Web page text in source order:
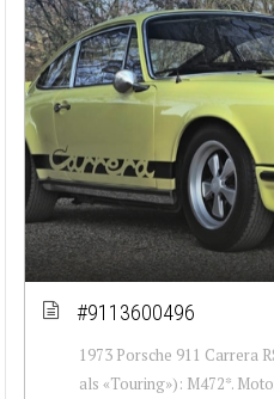
#9113600496
1973 Porsche 911 Carrera
als «Touring»): M472*.